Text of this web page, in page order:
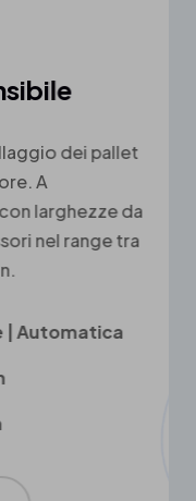
dei pallet
da
nel range tra